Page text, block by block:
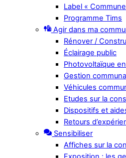
Label «
Programme Tims
Agir dans ma
Rénover /
Éclairage public
Photovoltaïque
Gestion
Véhicules
Etudes sur la
Dispositifs et
Retours
Sensibiliser
Affiches sur la